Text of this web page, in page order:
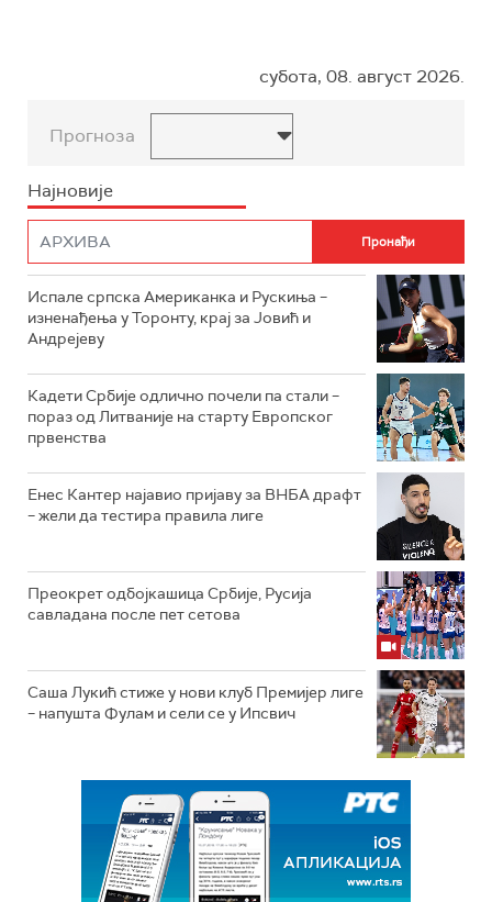
субота, 08. август 2026.
Прогноза
Најновије
Испале српска Американка и Рускиња –
изненађења у Торонту, крај за Јовић и
Андрејеву
Кадети Србије одлично почели па стали –
пораз од Литваније на старту Европског
првенства
Енес Кантер најавио пријаву за ВНБА драфт
– жели да тестира правила лиге
Преокрет одбојкашица Србије, Русија
савладана после пет сетова
Саша Лукић стиже у нови клуб Премијер лиге
– напушта Фулам и сели се у Ипсвич